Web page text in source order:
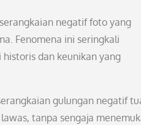
negatif foto yang
Fenomena ini seringkali
dan keunikan yang
gulungan negatif
tanpa sengaja